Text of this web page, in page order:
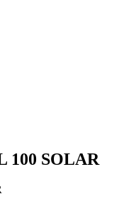
100 SOLAR